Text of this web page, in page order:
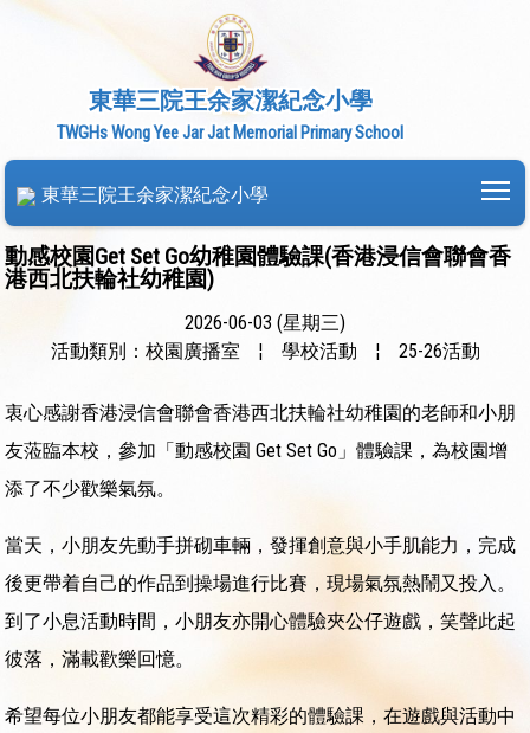
東華三院王余家潔紀念小學
TWGHs Wong Yee Jar Jat Memorial Primary School
東華三院王余家潔紀念小學
動感校園Get Set Go幼稚園體驗課(香港浸信會聯會香
港西北扶輪社幼稚園)
2026-06-03 (星期三)
活動類別：校園廣播室
¦ 學校活動 ¦ 25-26活動
衷心感謝香港浸信會聯會香港西北扶輪社幼稚園的老師和小朋
友蒞臨本校，參加「動感校園 Get Set Go」體驗課，為校園增
添了不少歡樂氣氛。
當天，小朋友先動手拼砌車輛，發揮創意與小手肌能力，完成
後更帶着自己的作品到操場進行比賽，現場氣氛熱鬧又投入。
到了小息活動時間，小朋友亦開心體驗夾公仔遊戲，笑聲此起
彼落，滿載歡樂回憶。
希望每位小朋友都能享受這次精彩的體驗課，在遊戲與活動中